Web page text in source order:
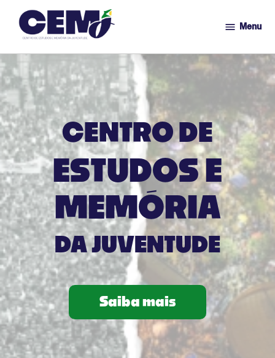
para
o
conteúdo
Menu
CENTRO DE
ESTUDOS E
MEMÓRIA
DA JUVENTUDE
Saiba mais